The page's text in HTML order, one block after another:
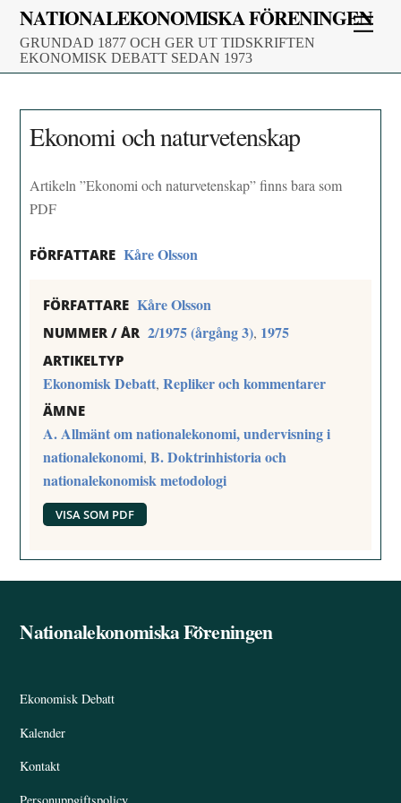
Skip
content
NATIONALEKONOMISKA FÖRENINGEN
GRUNDAD 1877 OCH GER UT TIDSKRIFTEN
EKONOMISK DEBATT SEDAN 1973
Ekonomi och naturvetenskap
Artikeln ”Ekonomi och naturvetenskap” finns bara som
PDF
FÖRFATTARE Kåre Olsson
FÖRFATTARE Kåre Olsson
NUMMER / ÅR 2/1975 (årgång 3), 1975
ARTIKELTYP
Ekonomisk Debatt,Repliker och kommentarer
ÄMNE
A. Allmänt om nationalekonomi, undervisning i
nationalekonomi,B. Doktrinhistoria och
nationalekonomisk metodologi
VISA SOM PDF
Back
Nationalekonomiska Föreningen
Ekonomisk Debatt
Kalender
Kontakt